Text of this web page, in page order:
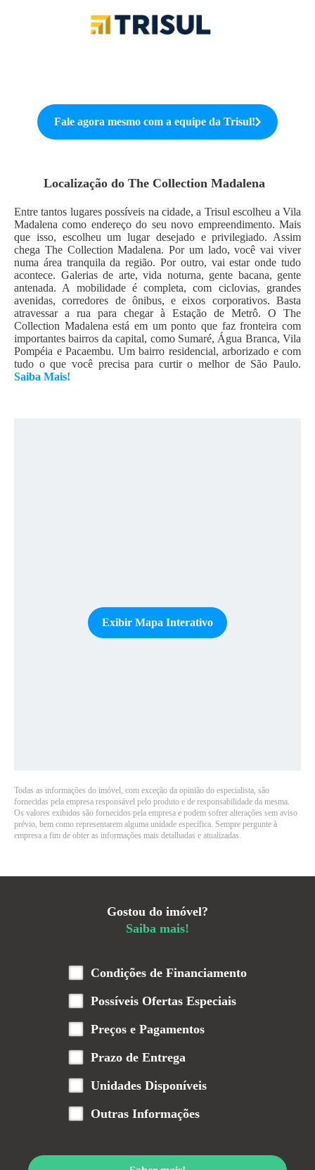
Fale agora mesmo com a equipe da Trisul!
Localização do The Collection Madalena
Entre tantos lugares possíveis na cidade, a Trisul escolheu a Vila
Madalena como endereço do seu novo empreendimento. Mais
que isso, escolheu um lugar desejado e privilegiado. Assim
chega The Collection Madalena. Por um lado, você vai viver
numa área tranquila da região. Por outro, vai estar onde tudo
acontece. Galerias de arte, vida noturna, gente bacana, gente
antenada. A mobilidade é completa, com ciclovias, grandes
avenidas, corredores de ônibus, e eixos corporativos. Basta
atravessar a rua para chegar à Estação de Metrô. O The
Collection Madalena está em um ponto que faz fronteira com
importantes bairros da capital, como Sumaré, Água Branca, Vila
Pompéia e Pacaembu. Um bairro residencial, arborizado e com
tudo o que você precisa para curtir o melhor de São Paulo.
Saiba Mais!
Exibir Mapa Interativo
Todas as informações do imóvel, com exceção da opinião do especialista, são
fornecidas pela empresa responsável pelo produto e de responsabilidade da mesma.
Os valores exibidos são fornecidos pela empresa e podem sofrer alterações sem aviso
prévio, bem como representarem alguma unidade específica. Sempre pergunte à
empresa a fim de obter as informações mais detalhadas e atualizadas.
Gostou do imóvel?
Saiba mais!
Condições de Financiamento
Possíveis Ofertas Especiais
Preços e Pagamentos
Prazo de Entrega
Unidades Disponíveis
Outras Informações